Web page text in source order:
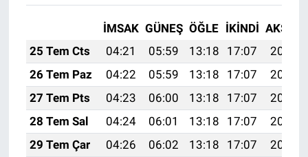
İMSAK GÜNEŞ ÖĞLE İKINDI AKŞAM
25 Tem Cts
04:21 05:59 13:18 17:07
20:27
26 Tem Paz
04:22 05:59 13:18 17:07
20:27
27 Tem Pts
04:23 06:00 13:18 17:07
20:26
28 Tem Sal
04:24 06:01 13:18 17:07
20:25
29 Tem Çar
04:26 06:02 13:18 17:07
20:24